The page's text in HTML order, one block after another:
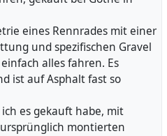
, mein Liegedreirad,
Selten gefahren bin ich
aber wenn, habe ich
Beispiel bei meinem
"Vom Dom zum Turm"
über Nacht.
und Rennrädern die
eines Rennrades mit einer
und spezifischen Gravel
alles fahren. Es
ist auf Asphalt fast so
es gekauft habe, mit
montierten